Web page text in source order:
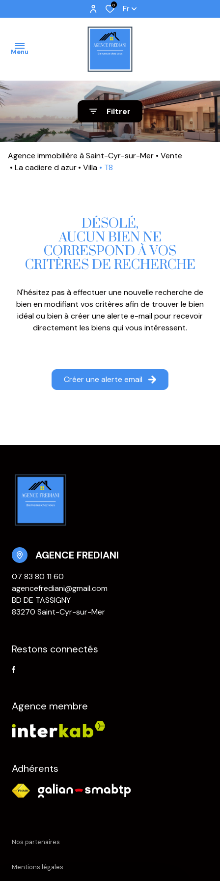
0 Fr
Menu
ACCUEIL
VENTES
IMMOBILIER
PROFFESSIONNEL
VENDUS
NOTRE
CONTACT
Filtrer
Agence immobilière à Saint-Cyr-sur-Mer
Vente
La cadiere d azur
Villa T8
DÉSOLÉ,
AUCUN BIEN NE
CORRESPOND À VOS
CRITÈRES DE RECHERCHE
N'hésitez pas à effectuer une nouvelle recherche de
bien en modifiant vos critères afin de trouver le bien
idéal ou bien à créer une alerte e-mail pour recevoir
directement les biens qui vous intéressent.
Créer une alerte email
AGENCE FREDIANI
07 83 80 11 60
agencefrediani@gmail.com
BD DE TASSIGNY
83270 Saint-Cyr-sur-Mer
Restons connectés
Agence membre
Adhérents
Nos partenaires
Mentions légales